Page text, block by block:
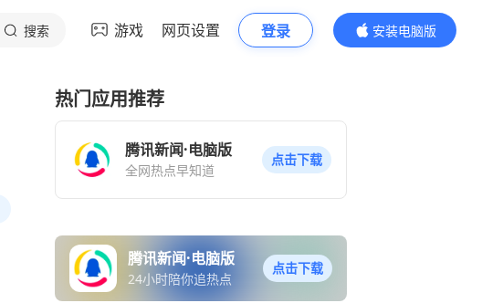
搜索 游戏 网页设置 登录
安装电脑版
内容更精彩
热门应用推荐
腾讯新闻·电脑版
全网热点早知道
点击下载
腾讯新闻·电脑版
24小时陪你追热点
点击下载